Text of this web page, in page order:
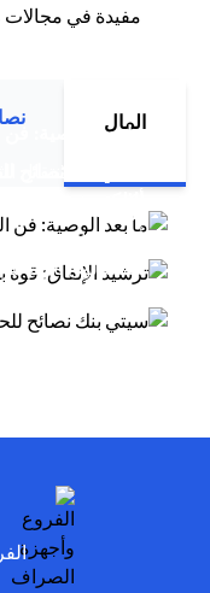
مفيدة في مجالات
المال
ما بعد الوصية: فن
التخطيط لانتقال
ترشيد الإنفاق:
سيتي بنك نصائح
أسلوب الاحتيال
المحتالون بأنهم